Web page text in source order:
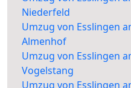
Niederfeld
Umzug von Esslingen
Almenhof
Umzug von Esslingen
Vogelstang
Umzug von Esslingen